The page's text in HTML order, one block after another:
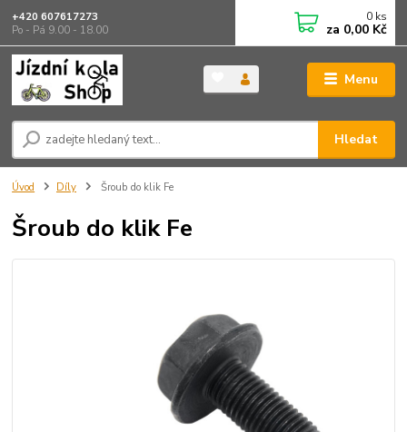
Menu
Hledat
+420 607617273
Po - Pá 9.00 - 18.00
0 ks
za 0,00 Kč
Úvod Díly Šroub do klik Fe
Šroub do klik Fe